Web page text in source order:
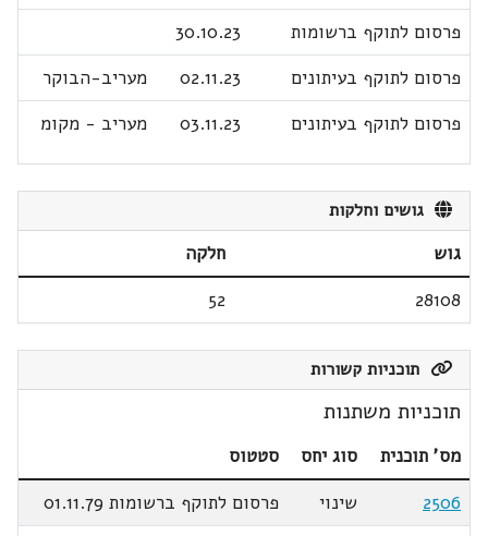
פרסום לתוקף ברשומות
30.10.23
פרסום לתוקף בעיתונים
02.11.23
מעריב-הבוקר
פרסום לתוקף בעיתונים
03.11.23 מעריב - מקומ
גושים וחלקות
גוש
חלקה
28108
52
תוכניות קשורות
תוכניות משתנות
מס' תוכנית סוג יחס
סטטוס
2506
שינוי פרסום לתוקף ברשומות 01.11.79